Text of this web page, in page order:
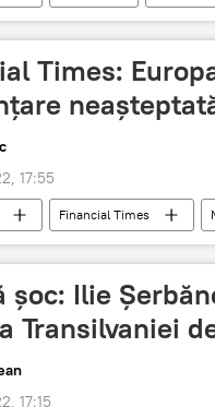
Times:
17:55
Financial Times
șoc: Ilie
Transilvaniei
17:15